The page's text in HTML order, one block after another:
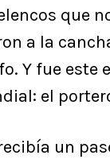
que
a la
Y fue este
el
un